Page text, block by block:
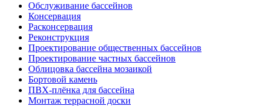
Обслуживание бассейнов
Консервация
Расконсервация
Реконструкция
Проектирование общественных бассейнов
Проектирование частных бассейнов
Облицовка бассейна мозаикой
Бортовой камень
ПВХ-плёнка для бассейна
Монтаж террасной доски